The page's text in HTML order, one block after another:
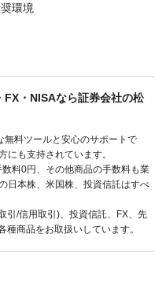
環境
・NISAなら証券会社の松
無料ツールと安心のサポートで
にも支持されています。
料0円、その他商品の手数料も業
日本株、米国株、投資信託はすべ
引/信用取引)、投資信託、FX、先
商品をお取扱いしています。